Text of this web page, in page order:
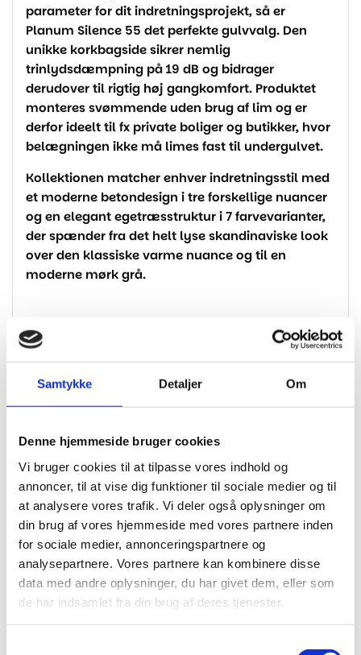
Samtykke Detaljer Om
Denne hjemmeside bruger cookies
Vi bruger cookies til at tilpasse vores indhold og
annoncer, til at vise dig funktioner til sociale medier og til
at analysere vores trafik. Vi deler også oplysninger om
din brug af vores hjemmeside med vores partnere inden
for sociale medier, annonceringspartnere og
analysepartnere. Vores partnere kan kombinere disse
data med andre oplysninger, du har givet dem, eller som
de har indsamlet fra din brug af deres tjenester.
parameter for dit indretningsprojekt, så er
Planum Silence 55 det perfekte gulvvalg. Den
unikke korkbagside sikrer nemlig
trinlydsdæmpning på 19 dB og bidrager
derudover til rigtig høj gangkomfort. Produktet
monteres svømmende uden brug af lim og er
derfor ideelt til fx private boliger og butikker, hvor
belægningen ikke må limes fast til undergulvet.
Kollektionen matcher enhver indretningsstil med
et moderne betondesign i tre forskellige nuancer
og en elegant egetræsstruktur i 7 farvevarianter,
der spænder fra det helt lyse skandinaviske look
over den klassiske varme nuance og til en
moderne mørk grå.
OBS: VAREN ER IKKE UDSTILLET I BUTIKKERNE, DETTE
Specifikationer
Brand
Dimension 1511×229
Tykkelse I Mm
Garanti 25 år
Egnet Til Gulvvarme Ja
Klasse 34
Bagside Kork